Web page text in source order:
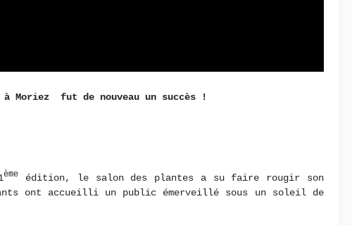
à Moriez fut de nouveau un succès !
ème édition, le salon des plantes a su faire rougir son
ont accueilli un public émerveillé sous un soleil de